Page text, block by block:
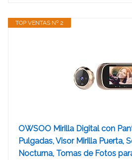
TOP VENTAS Nº 2
OWSOO Mirilla Digital con
Pulgadas, Visor Mirilla Puerta,
Nocturna, Tomas de Fotos